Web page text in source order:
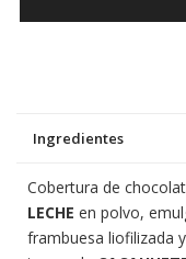
Ingredientes
Cobertura de
LECHE en polvo,
frambuesa liofilizada